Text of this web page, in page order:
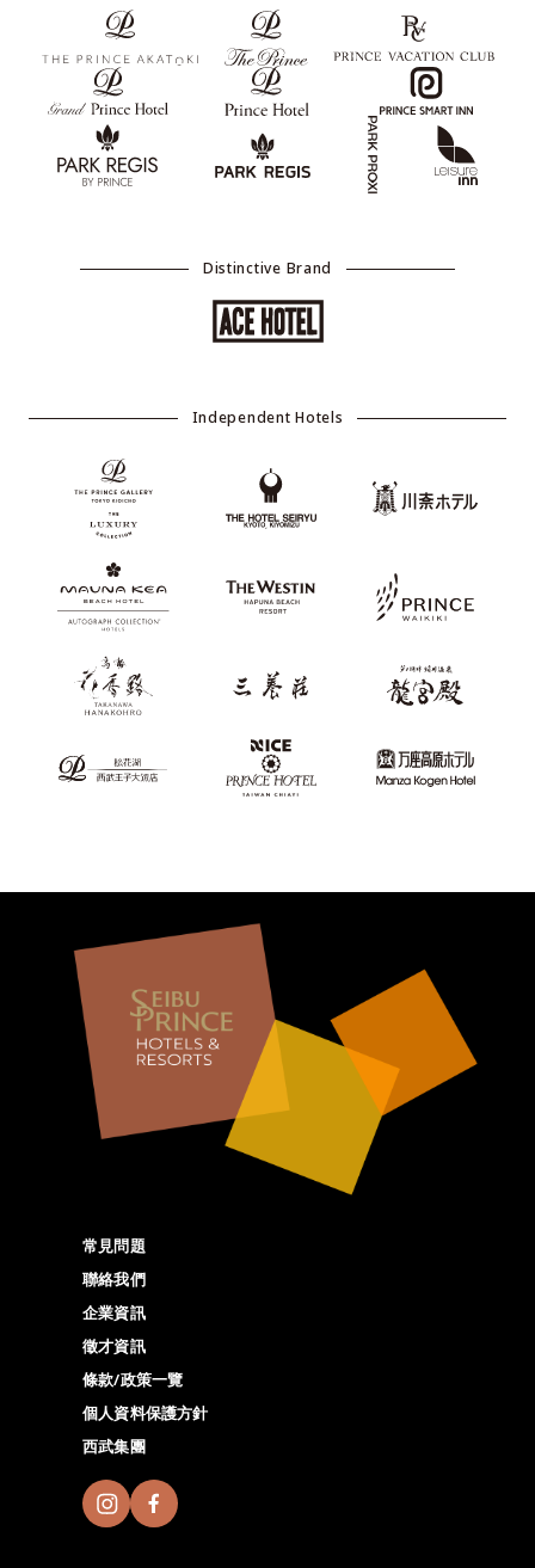
Distinctive Brand
Independent Hotels
常見問題
聯絡我們
企業資訊
徵才資訊
條款/政策一覽
個人資料保護方針
西武集團